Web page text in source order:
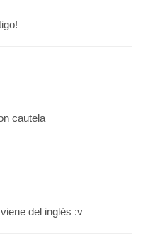
cautela
del inglés :v